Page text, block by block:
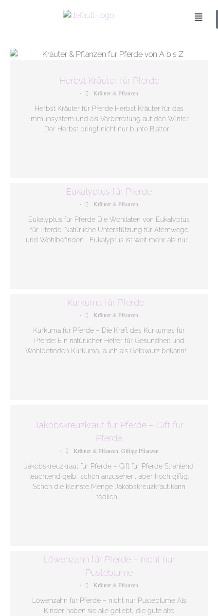
Herbst Kräuter für Pferde
•
Kräuter & Pflanzen
Herbst Kräuter für Pferde Herbst Kräuter für das
Immunsystem und als Vorbereitung auf den Winter
Der Herbst bringt nicht nur bunte Blätter …
Eukalyptus für Pferde
•
Kräuter & Pflanzen
Eukalyptus für Pferde Die Wohltaten von Eukalyptus
für Pferde: Natürliche Unterstützung für Atemwege
und Wohlbefinden Eukalyptus ist weit mehr als nur …
Kurkuma für Pferde –
•
Kräuter & Pflanzen
Kurkuma für Pferde – Die Kraft des Kurkumas für
Pferde: Ein natürlicher Helfer für Gesundheit und
Wohlbefinden Kurkuma, auch als Gelbwurz bekannt, …
Jakobskreuzkraut für Pferde – Gift für
Pferde
• Kräuter & Pflanzen Giftige Pflanzen
Jakobskreuzkraut für Pferde – Gift für Pferde Strahlend
leuchtend gelb, schön anzusehen, aber hoch giftig:
Schon die kleinste Menge Jakobskreuzkraut kann
tödlich …
Löwenzahn für Pferde – nicht nur
Pusteblume
•
Kräuter & Pflanzen
Löwenzahn für Pferde – nicht nur Pusteblume Als
Kinder haben sie alle geliebt, die gute alte